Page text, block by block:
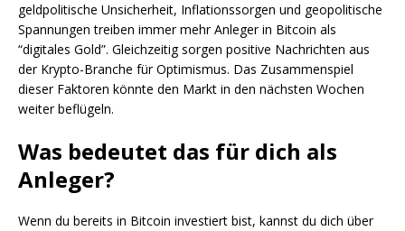
geldpolitische Unsicherheit, Inflationssorgen und geopolitische
Spannungen treiben immer mehr Anleger in Bitcoin als
“digitales Gold”. Gleichzeitig sorgen positive Nachrichten aus
der Krypto-Branche für Optimismus. Das Zusammenspiel
dieser Faktoren könnte den Markt in den nächsten Wochen
weiter beflügeln.
Was bedeutet das für dich als
Anleger?
Wenn du bereits in Bitcoin investiert bist, kannst du dich über